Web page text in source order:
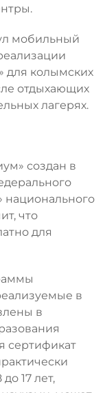
мобильный
для колымских
отдыхающих
лагерях.
создан в
национального
что
для
в
в
сертификат
17 лет,